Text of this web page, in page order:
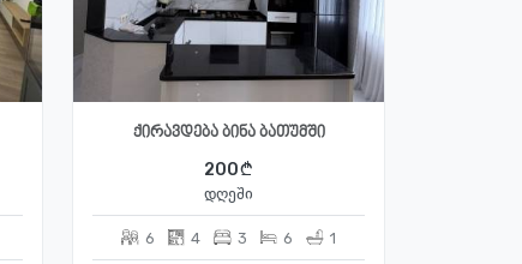
ქირავდება ბინა ბათუმში
200
დღეში
6 4 3 6 1